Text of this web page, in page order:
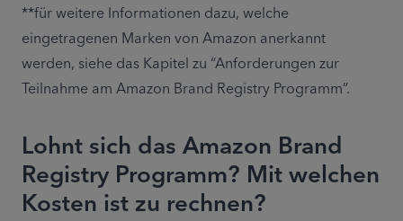
**für weitere Informationen dazu, welche
eingetragenen Marken von Amazon anerkannt
werden, siehe das Kapitel zu “Anforderungen zur
Teilnahme am Amazon Brand Registry Programm”.
Lohnt sich das Amazon Brand
Registry Programm? Mit welchen
Kosten ist zu rechnen?